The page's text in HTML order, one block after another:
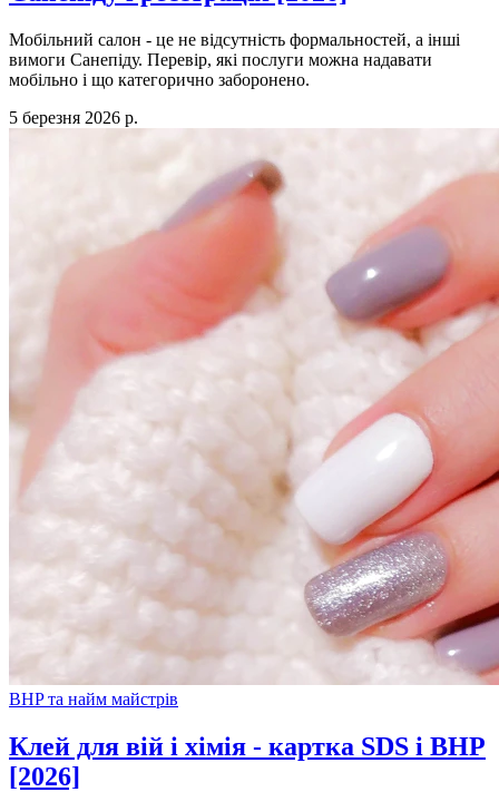
Мобільний салон - це не відсутність формальностей, а інші
вимоги Санепіду. Перевір, які послуги можна надавати
мобільно і що категорично заборонено.
5 березня 2026 р.
BHP та найм майстрів
Клей для вій і хімія - картка SDS і BHP
[2026]